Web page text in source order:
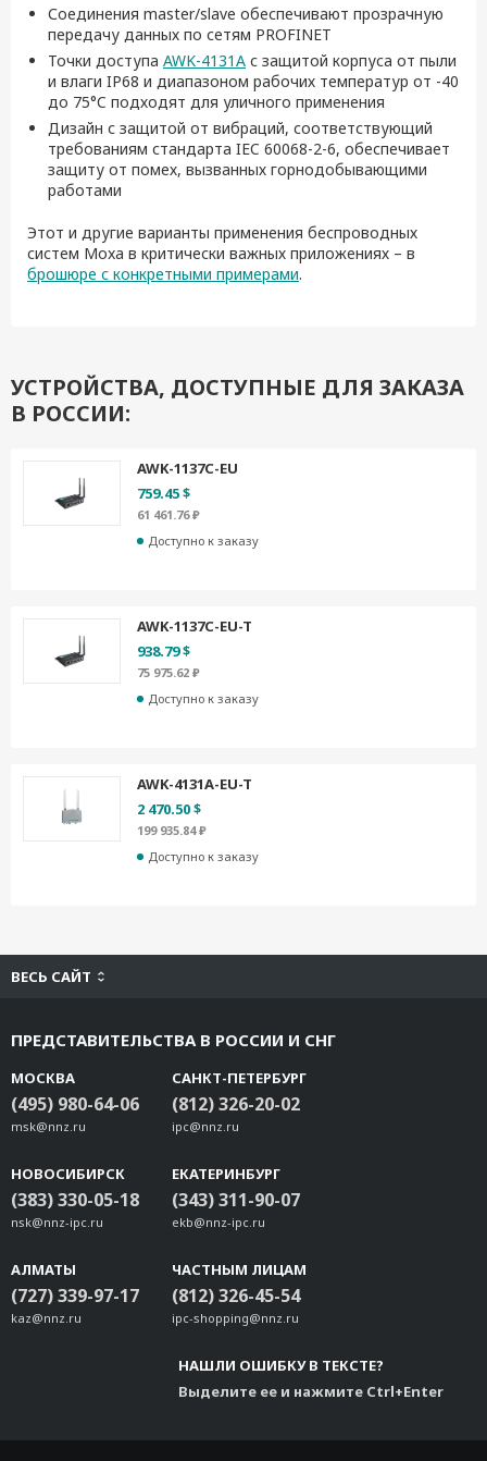
Соединения master/slave обеспечивают прозрачную
передачу данных по сетям PROFINET
Точки доступа AWK-4131A с защитой корпуса от пыли
и влаги IP68 и диапазоном рабочих температур от -40
до 75°C подходят для уличного применения
Дизайн с защитой от вибраций, соответствующий
требованиям стандарта IEC 60068-2-6, обеспечивает
защиту от помех, вызванных горнодобывающими
работами
Этот и другие варианты применения беспроводных
систем Moxa в критически важных приложениях – в
брошюре с конкретными примерами.
УСТРОЙСТВА, ДОСТУПНЫЕ ДЛЯ ЗАКАЗА
В РОССИИ:
AWK-1137C-EU
759.45 $
61 461.76 ₽
Доступно к заказу
AWK-1137C-EU-T
938.79 $
75 975.62 ₽
Доступно к заказу
AWK-4131A-EU-T
2 470.50 $
199 935.84 ₽
Доступно к заказу
ВЕСЬ САЙТ
ПРЕДСТАВИТЕЛЬСТВА В РОССИИ И СНГ
МОСКВА
(495) 980-64-06
msk@nnz.ru
САНКТ-ПЕТЕРБУРГ
(812) 326-20-02
ipc@nnz.ru
НОВОСИБИРСК
(383) 330-05-18
nsk@nnz-ipc.ru
ЕКАТЕРИНБУРГ
(343) 311-90-07
ekb@nnz-ipc.ru
АЛМАТЫ
(727) 339-97-17
kaz@nnz.ru
ЧАСТНЫМ ЛИЦАМ
(812) 326-45-54
ipc-shopping@nnz.ru
НАШЛИ ОШИБКУ В ТЕКСТЕ?
Выделите ее и нажмите Ctrl+Enter